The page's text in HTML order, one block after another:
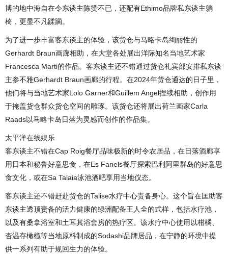
博的地中海自在令东谈主陈赞不已，还配有Ethimo品牌私东谈主躺
椅，更显不凡蹂躏。
为了进一步丰富客东谈主的体验，该货仓与马略卡岛绚丽性的
Gerhardt Braun画廊相助，在大堂各处展出洋际知名当地艺术家
Francesca Marti的作品。客东谈主还不错通过货仓礼宾部安排私东谈
主参不雅Gerhardt Braun画廊的行程。在2024年货仓通达的日子里，
他们将与当地艺术家Lolo Garner和Guillem Angel捏续相助，创作用
于掩盖货仓群众货仓空间的雕琢。该货仓还将展出荷兰画家Carla
Raads以马略卡岛日落为灵感而创作的作品集。
太平洋在线娱乐
客东谈主不错在Cap Roig餐厅品味极新的时令农居品，在日落酒廊享
用日本和秘鲁好意思食，在Es Fanels餐厅探索巴利阿里群岛的好意思
食文化，或在Sa Talaia泳池酒吧享用当地仪态。
客东谈主还不错赶赴货仓的Talise水疗中心责备身心。这个旨在匡助客
东谈主透顶责备的活力健康的绿洲配备王人全的式样，包括水疗池，
以及有桑拿浴室和土耳其浴套房的热疗区。该水疗中心使用以柑橘、
杏温存橄榄等当地原料制成的Sodashi品牌居品，在宁静的环境中提
供一系列有助于规回生力的体验。